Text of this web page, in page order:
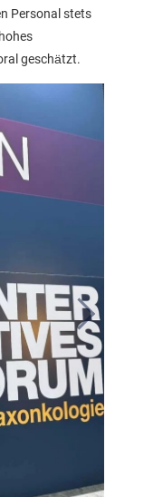
Personal stets
geschätzt.